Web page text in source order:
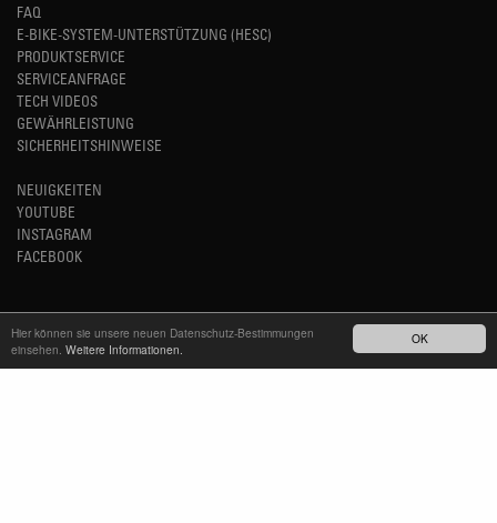
OK
Hier können sie unsere neuen Datenschutz-Bestimmungen
einsehen. Weitere Informationen.
FAQ
E-BIKE-SYSTEM-UNTERSTÜTZUNG (HESC)
PRODUKTSERVICE
SERVICEANFRAGE
TECH VIDEOS
GEWÄHRLEISTUNG
SICHERHEITSHINWEISE
NEUIGKEITEN
YOUTUBE
INSTAGRAM
FACEBOOK
BLEIBEN SIE AUF DEM LAUFENDEN